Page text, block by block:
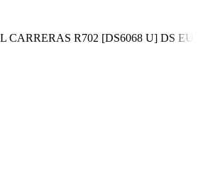
CARRERAS R702 [DS6068 U] DS EU